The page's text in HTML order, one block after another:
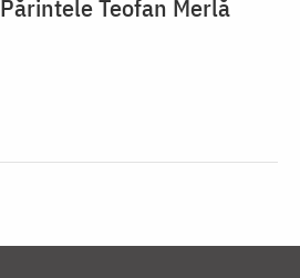
Părintele Teofan Merlă